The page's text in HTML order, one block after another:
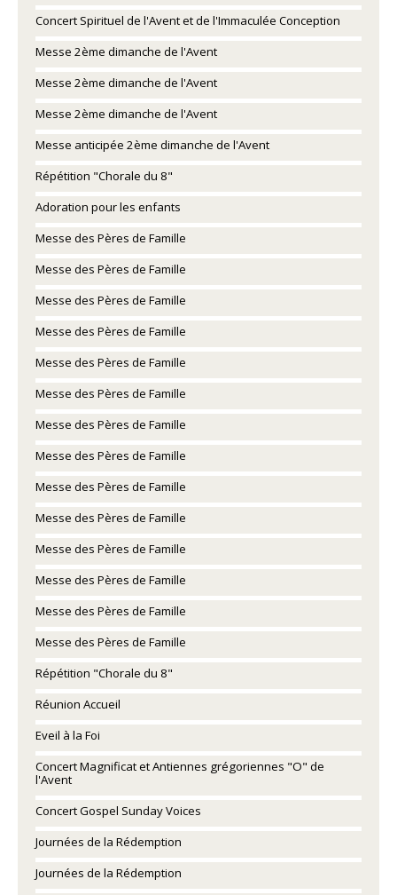
Concert Spirituel de l'Avent et de l'Immaculée Conception
Messe 2ème dimanche de l'Avent
Messe 2ème dimanche de l'Avent
Messe 2ème dimanche de l'Avent
Messe anticipée 2ème dimanche de l'Avent
Répétition "Chorale du 8"
Adoration pour les enfants
Messe des Pères de Famille
Messe des Pères de Famille
Messe des Pères de Famille
Messe des Pères de Famille
Messe des Pères de Famille
Messe des Pères de Famille
Messe des Pères de Famille
Messe des Pères de Famille
Messe des Pères de Famille
Messe des Pères de Famille
Messe des Pères de Famille
Messe des Pères de Famille
Messe des Pères de Famille
Messe des Pères de Famille
Répétition "Chorale du 8"
Réunion Accueil
Eveil à la Foi
Concert Magnificat et Antiennes grégoriennes "O" de
l'Avent
Concert Gospel Sunday Voices
Journées de la Rédemption
Journées de la Rédemption